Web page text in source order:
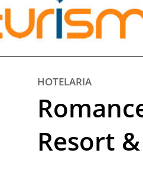
HOTELARIA
Resort